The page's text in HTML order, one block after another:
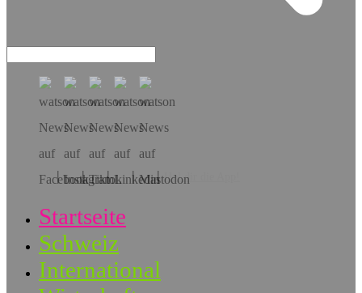
Hol dir die App!
Startseite
Schweiz
International